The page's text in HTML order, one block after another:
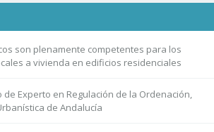
son plenamente competentes para los
a vivienda en edificios residenciales
Experto en Regulación de la Ordenación,
de Andalucía